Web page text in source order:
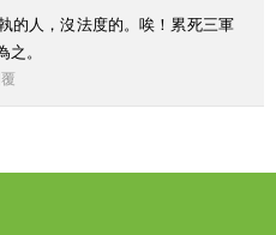
人，沒法度的。唉！累死三軍
。